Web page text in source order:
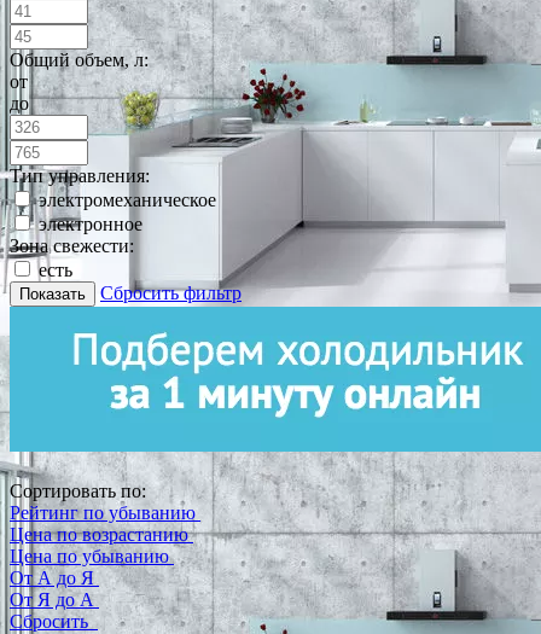
Общий объем, л:
от
до
Тип управления:
электромеханическое
электронное
Зона свежести:
есть
Показать Сбросить фильтр
Сортировать по:
Рейтинг по убыванию
Цена по возрастанию
Цена по убыванию
От А до Я
От Я до А
Сбросить